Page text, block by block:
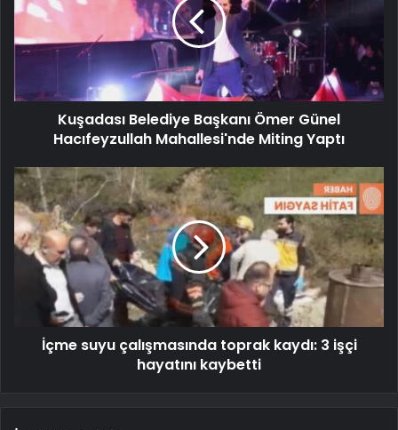
Kuşadası Belediye Başkanı Ömer Günel
Hacıfeyzullah Mahallesi'nde Miting Yaptı
İçme suyu çalışmasında toprak kaydı: 3 işçi
hayatını kaybetti